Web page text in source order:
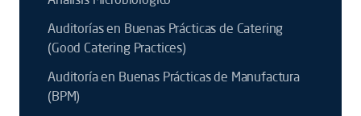
Auditorías en Buenas Prácticas de Catering
(Good Catering Practices)
Auditoría en Buenas Prácticas de Manufactura
(BPM)